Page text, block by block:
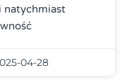
natychmiast
04-28